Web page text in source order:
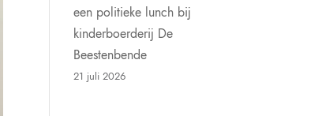
een politieke lunch bij
kinderboerderij De
Beestenbende
21 juli 2026